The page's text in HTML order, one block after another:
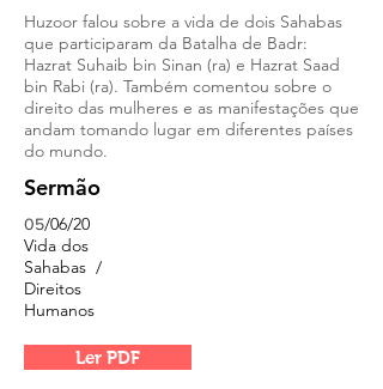
Huzoor falou sobre a vida de dois Sahabas
que participaram da Batalha de Badr:
Hazrat Suhaib bin Sinan (ra) e Hazrat Saad
bin Rabi (ra). Também comentou sobre o
direito das mulheres e as manifestações que
andam tomando lugar em diferentes países
do mundo.
Sermão
05/06/20
Vida dos
Sahabas /
Direitos
Humanos
Ler PDF